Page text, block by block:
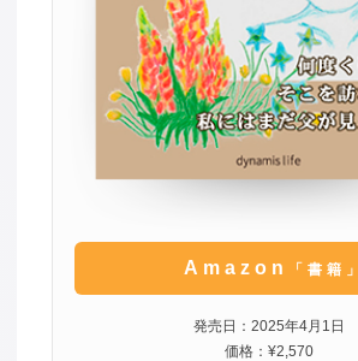
Amazon 「書籍」
発売日：2025年4月1日
価格：¥2,570